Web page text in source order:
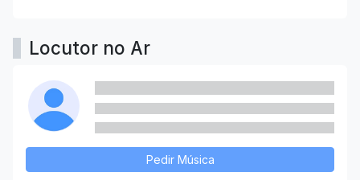
Locutor no Ar
Pedir Música